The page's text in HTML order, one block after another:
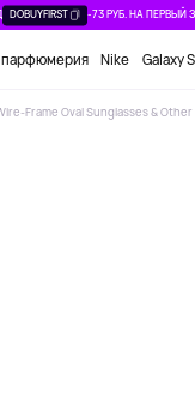
DOBUYFIRST -73 РУБ. НА ПЕРВЫЙ
парфюмерия Nike Galaxy
Frame Oval Sunglasses &